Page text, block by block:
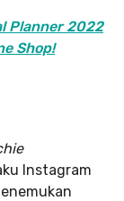
Planner 2022
Shop!
Instagram